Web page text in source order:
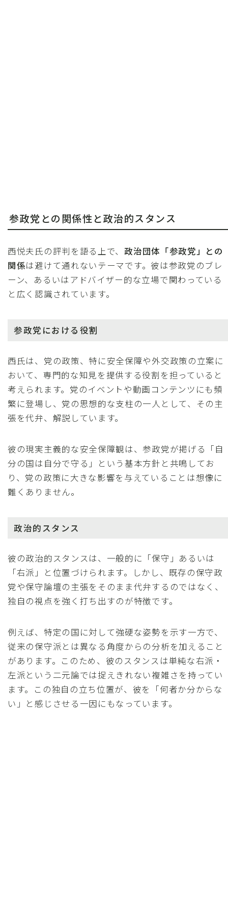
参政党との関係性と政治的スタンス
西悦夫氏の評判を語る上で、政治団体「参政党」との
関係は避けて通れないテーマです。彼は参政党のブレ
ーン、あるいはアドバイザー的な立場で関わっている
と広く認識されています。
参政党における役割
西氏は、党の政策、特に安全保障や外交政策の立案に
おいて、専門的な知見を提供する役割を担っていると
考えられます。党のイベントや動画コンテンツにも頻
繁に登場し、党の思想的な支柱の一人として、その主
張を代弁、解説しています。
彼の現実主義的な安全保障観は、参政党が掲げる「自
分の国は自分で守る」という基本方針と共鳴してお
り、党の政策に大きな影響を与えていることは想像に
難くありません。
政治的スタンス
彼の政治的スタンスは、一般的に「保守」あるいは
「右派」と位置づけられます。しかし、既存の保守政
党や保守論壇の主張をそのまま代弁するのではなく、
独自の視点を強く打ち出すのが特徴です。
例えば、特定の国に対して強硬な姿勢を示す一方で、
従来の保守派とは異なる角度からの分析を加えること
があります。このため、彼のスタンスは単純な右派・
左派という二元論では捉えきれない複雑さを持ってい
ます。この独自の立ち位置が、彼を「何者か分からな
い」と感じさせる一因にもなっています。